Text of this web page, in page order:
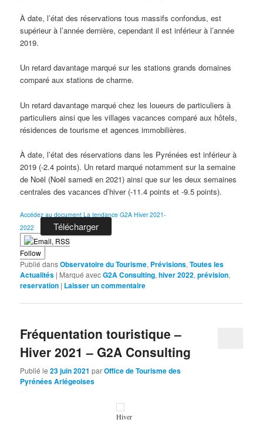
À date, l’état des réservations tous massifs confondus, est
supérieur à l’année dernière, cependant il est inférieur à l’année
2019.
Un retard davantage marqué sur les stations grands domaines
comparé aux stations de charme.
Un retard davantage marqué chez les loueurs de particuliers à
particuliers ainsi que les villages vacances comparé aux hôtels,
résidences de tourisme et agences immobilières.
À date, l’état des réservations dans les Pyrénées est inférieur à
2019 (-2.4 points). Un retard marqué notamment sur la semaine
de Noël (Noël samedi en 2021) ainsi que sur les deux semaines
centrales des vacances d’hiver (-11.4 points et -9.5 points).
Accédez au document La tendance G2A Hiver 2021-
2022
Télécharger
Follow
Publié dansObservatoire du Tourisme, Prévisions,Toutes les
Actualités | Marqué avecG2A Consulting,hiver 2022,prévision,
reservation | Laisser un commentaire
Fréquentation touristique –
Hiver 2021 – G2A Consulting
Publié le23 juin 2021 parOffice de Tourisme des
Pyrénées Ariégeoises
Hiver